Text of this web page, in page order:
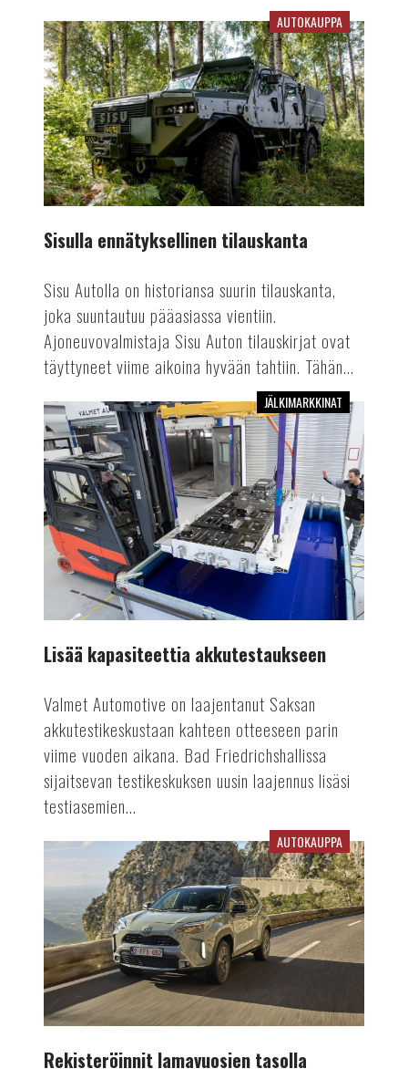
Sisulla
ennätyksellinen
tilauskanta
AUTOKAUPPA
Sisulla ennätyksellinen tilauskanta
Sisu Autolla on historiansa suurin tilauskanta,
joka suuntautuu pääasiassa vientiin.
Ajoneuvovalmistaja Sisu Auton tilauskirjat ovat
täyttyneet viime aikoina hyvään tahtiin. Tähän...
Lisää
kapasiteettia
akkutestaukseen
JÄLKIMARKKINAT
Lisää kapasiteettia akkutestaukseen
Valmet Automotive on laajentanut Saksan
akkutestikeskustaan kahteen otteeseen parin
viime vuoden aikana. Bad Friedrichshallissa
sijaitsevan testikeskuksen uusin laajennus lisäsi
testiasemien...
Rekisteröinnit
lamavuosien
tasolla
AUTOKAUPPA
Rekisteröinnit lamavuosien tasolla